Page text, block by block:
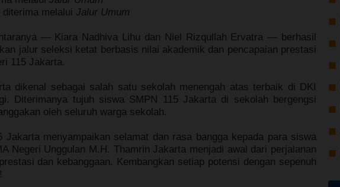
melalui Jalur Umum
— Kiara Nadhiva Lihu dan Niel Rizqullah Ervatra — berhasil
jalur seleksi ketat berbasis nilai akademik dan pencapaian prestasi
115 Jakarta.
dikenal sebagai salah satu sekolah menengah atas terbaik di DKI
Diterimanya tujuh siswa SMPN 115 Jakarta di sekolah bergengsi
oleh seluruh warga sekolah.
menyampaikan selamat dan rasa bangga kepada para siswa
Negeri Unggulan M.H. Thamrin Jakarta menjadi awal dari perjalanan
dan kebanggaan. Kembangkan setiap potensi dengan sepenuh